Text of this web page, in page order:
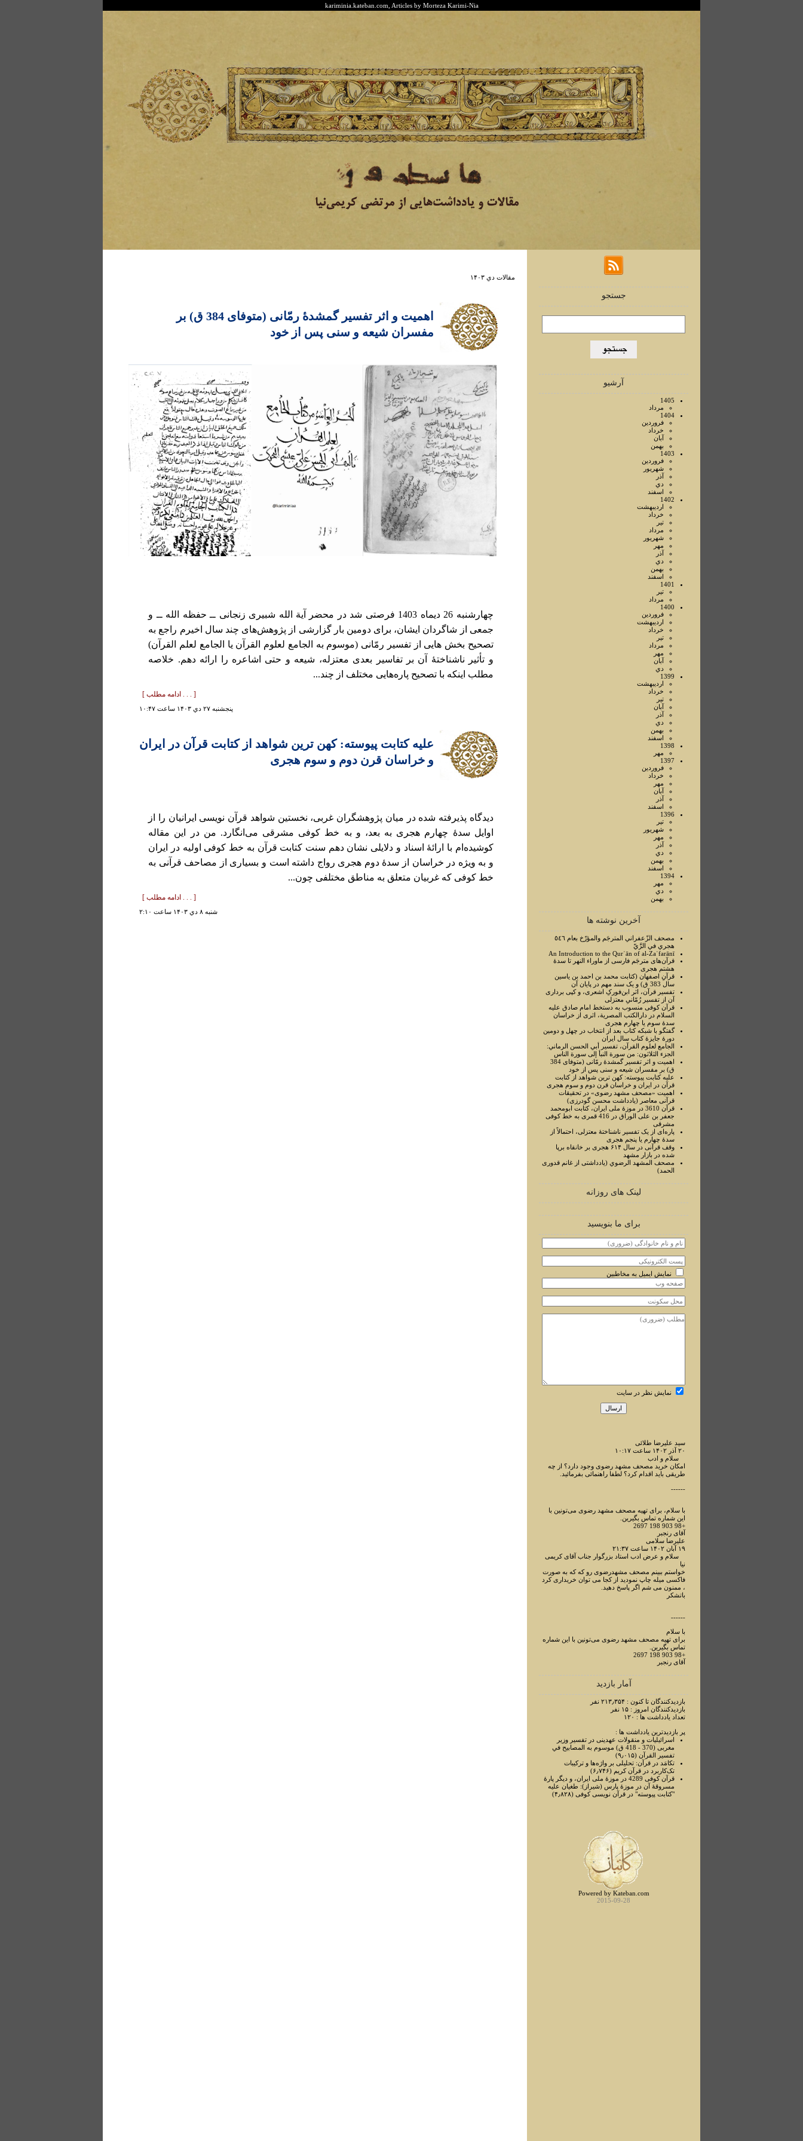
kariminia.kateban.com, Articles by Morteza Karimi-Nia
جستجو
آرشیو
1405
مرداد
1404
فروردين
خرداد
آبان
بهمن
1403
فروردين
شهريور
آذر
دي
اسفند
1402
ارديبهشت
خرداد
تير
مرداد
شهريور
مهر
آذر
دي
بهمن
اسفند
1401
تير
مرداد
1400
فروردين
ارديبهشت
خرداد
تير
مرداد
مهر
آبان
دي
1399
ارديبهشت
خرداد
تير
آبان
آذر
دي
بهمن
اسفند
1398
مهر
1397
فروردين
خرداد
مهر
آبان
آذر
اسفند
1396
تير
شهريور
مهر
آذر
دي
بهمن
اسفند
1394
مهر
دي
بهمن
آخرین نوشته ها
مصحف الزّعفراني المترجَم والمؤرّخ بعام ٥٤٦
هجري في الرَّيّ
An Introduction to the Qurʾān of al-Zaʿfarānī
قرآن‌های مترجَم فارسی از ماوراء النهر تا سدۀ
هشتم هجری
قرآنِ اصفهان (کتابت محمد بن احمد بن یاسین
سال 383 ق) و یک سند مهم در پایان آن
تفسیر قرآن، اثر ابن‌فورکِ اشعری، و کپی برداری
آن از تفسیر رُمّانیِ معتزلی
قرآن کوفی منسوب به دستخط امام صادق علیه
السلام در دارالکتب المصرية، اثری از خراسان
سدۀ سوم یا چهارم هجری
گفتگو با شبکه کتاب بعد از انتخاب در چهل و دومین
دورۀ جایزۀ کتاب سال ایران
الجامع لعلوم القرآن، تفسير أبي الحسن الرماني:
الجزء الثلاثون: من سورة النبأ إلی سورة الناس
اهمیت و اثر تفسیر گمشدۀ رمّانی (متوفای 384
ق) بر مفسران شیعه و سنی پس از خود
علیه کتابت پیوسته: کهن ترین شواهد از کتابت
قرآن در ایران و خراسان قرن دوم و سوم هجری
اهمیت «مصحف مشهد رضوی» در تحقیقات
قرآنی معاصر (یادداشت محسن گودرزی)
قرآن 3610 در موزۀ ملی ایران، کتابت ابومحمد
جعفر بن علی الوراق در 416 قمری به خط کوفی
مشرقی
پاره‌ای از یک تفسیر ناشناختۀ معتزلی، احتمالاً از
سدۀ چهارم یا پنجم هجری
وقف قرآنی در سال ۶۱۴ هجری بر خانقاه برپا
شده در بازار مشهد
مصحف المشهد الرضوي (یادداشتی از غانم قدوری
الحمد)
لینک های روزانه
برای ما بنویسید
نمایش ایمیل به مخاطبین
نمایش نظر در سایت
سید علیرضا طلائی
۲۰ آذر ۱۴۰۲ ساعت ۱۰:۱۷
سلام و ادب
امکان خرید مصحف مشهد رضوی وجود دارد؟ از چه
طریقی باید اقدام کرد؟ لطفا راهنمائی بفرمائید.
------
با سلام، برای تهیه مصحف مشهد رضوی می‌تونین با
این شماره تماس بگیرین.
+98 903 198 2697
آقای رنجبر
علیرضا سلامی
۱۹ آبان ۱۴۰۲ ساعت ۲۱:۳۷
سلام و عرض ادب استاد بزرگوار جناب آقای کریمی
نیا
خواستم ببینم مصحف مشهدرضوی رو که که به صورت
فاکسی میله چاپ نمودید از کجا می توان خریداری کرد
، ممنون می شم اگر پاسخ دهید.
باتشکر
------
با سلام
برای تهیه مصحف مشهد رضوی می‌تونین با این شماره
تماس بگیرین.
+98 903 198 2697
آقای رنجبر
آمار بازدید
بازدیدکنندگان تا کنون : ۲۱۳٫۳۵۴ نفر
بازدیدکنندگان امروز : ۱۵ نفر
تعداد یادداشت ها : ۱۲۰
پر بازدیدترین یادداشت ها :
اسرائیلیات و منقولات عهدینی در تفسیر وزیر
مغربی (370 - 418 ق) موسوم به المصابیح في
تفسیر القرآن (۹٫۰۱۵)
تکامَد در قرآن: تحلیلی بر واژه‌ها و ترکیبات
تک‌کاربرد در قرآن کریم (۶٫۷۴۶)
قرآن کوفی 4289 در موزۀ ملی ایران، و دیگر پارۀ
مسروقۀ آن در موزۀ پارس (شیراز): طغیان علیه
"کتابت پیوسته" در قرآن نویسی کوفی (۴٫۸۲۸)
Powered by Kateban.com
2015-09-28
مقالات دي ۱۴۰۳
اهمیت و اثر تفسیر گمشدۀ رمّانی (متوفای 384 ق) بر
مفسران شیعه و سنی پس از خود
چهارشنبه 26 دیماه 1403 فرصتی شد در محضر آیة الله شبیری زنجانی ــ حفظه الله ــ و
جمعی از شاگردان ایشان، برای دومین بار گزارشی از پژوهش‌های چند سال اخیرم راجع به
تصحیح بخش هایی از تفسیر رمّانی (موسوم به الجامع لعلوم القرآن یا الجامع لعلم القرآن)
و تأثیر ناشناختۀ آن بر تفاسیر بعدی معتزله، شیعه و حتی اشاعره را ارائه دهم. خلاصه
مطلب اینکه با تصحیح پاره‌هایی مختلف از چند...
[ . . . ادامه مطلب ]
پنجشنبه ۲۷ دي ۱۴۰۳ ساعت ۱۰:۴۷
علیه کتابت پیوسته: کهن ترین شواهد از کتابت قرآن در ایران
و خراسان قرن دوم و سوم هجری
دیدگاه پذیرفته شده در میان پژوهشگران غربی، نخستین شواهد قرآن نویسی ایرانیان را از
اوایل سدۀ چهارم هجری به بعد، و به خط کوفی مشرقی می‌انگارد. من در این مقاله
کوشیده‌ام با ارائۀ اسناد و دلایلی نشان دهم سنت کتابت قرآن به خط کوفی اولیه در ایران
و به ویژه در خراسان از سدۀ دوم هجری رواج داشته است و بسیاری از مصاحف قرآنی به
خط کوفی که غربیان متعلق به مناطق مختلفی چون...
[ . . . ادامه مطلب ]
شنبه ۸ دي ۱۴۰۳ ساعت ۲:۱۰